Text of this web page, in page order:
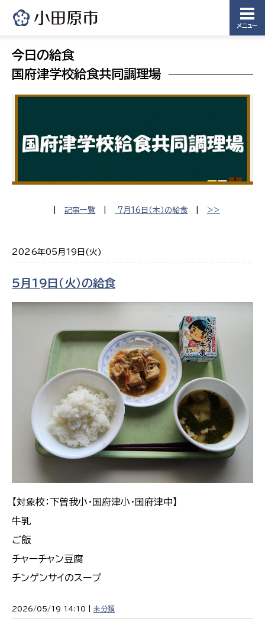
メニュー
今日の給食
国府津学校給食共同調理場
記事一覧 7月16日（木）の給食 >>
2026年05月19日(火)
5月19日（火）の給食
【対象校：下曽我小・国府津小・国府津中】
牛乳
ご飯
チャーチャン豆腐
チンゲンサイのスープ
2026/05/19 14:10 | 未分類